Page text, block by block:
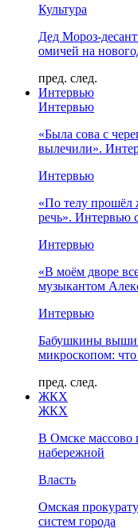
Культура
Дед Мороз-
омичей на
пред. след.
Интервью
Интервью
«Была сова с
вылечили».
Интервью
«По телу прошёл
речь». Интервью
Интервью
«В моём дворе
музыкантом
Интервью
Бабушкины
микроскопом:
пред. след.
ЖКХ
ЖКХ
В Омске массово
набережной
Власть
Омская
систем города